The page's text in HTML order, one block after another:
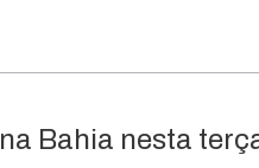
Bahia nesta